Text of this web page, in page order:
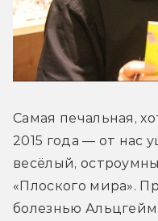
Самая печальная,
2015 года — от нас
весёлый,
«Плоского мира».
болезнью